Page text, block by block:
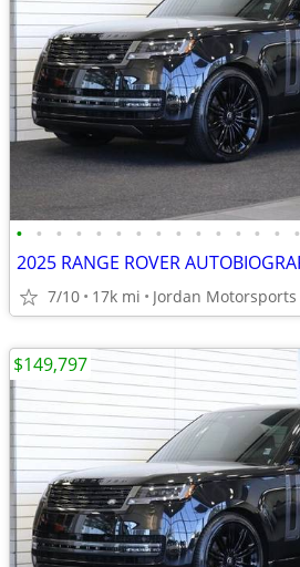
• • • • • • • • • • • • • • •
7/10 17k mi Jordan Motorsports
$149,797